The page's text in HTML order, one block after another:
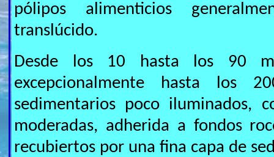
pólipos alimenticios
translúcido.
Desde los 10 hasta los 90
excepcionalmente hasta los
sedimentarios poco iluminados,
moderadas, adherida a fondos
recubiertos por una fina capa de